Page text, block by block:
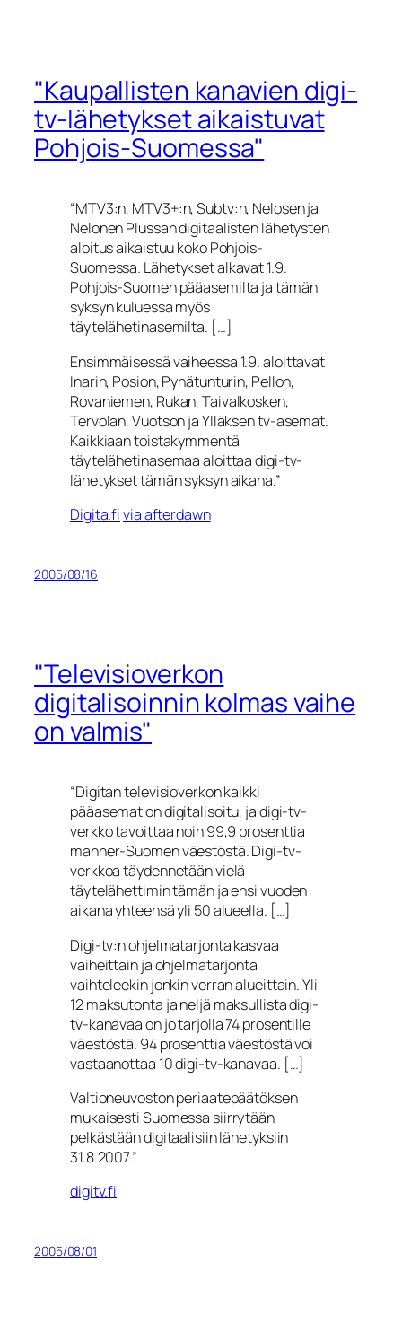
"Kaupallisten kanavien digi-
tv-lähetykset aikaistuvat
Pohjois-Suomessa"
“MTV3:n, MTV3+:n, Subtv:n, Nelosen ja
Nelonen Plussan digitaalisten lähetysten
aloitus aikaistuu koko Pohjois-
Suomessa. Lähetykset alkavat 1.9.
Pohjois-Suomen pääasemilta ja tämän
syksyn kuluessa myös
täytelähetinasemilta. […]
Ensimmäisessä vaiheessa 1.9. aloittavat
Inarin, Posion, Pyhätunturin, Pellon,
Rovaniemen, Rukan, Taivalkosken,
Tervolan, Vuotson ja Ylläksen tv-asemat.
Kaikkiaan toistakymmentä
täytelähetinasemaa aloittaa digi-tv-
lähetykset tämän syksyn aikana.”
Digita.fivia afterdawn
2005/08/16
"Televisioverkon
digitalisoinnin kolmas vaihe
on valmis"
“Digitan televisioverkon kaikki
pääasemat on digitalisoitu, ja digi-tv-
verkko tavoittaa noin 99,9 prosenttia
manner-Suomen väestöstä. Digi-tv-
verkkoa täydennetään vielä
täytelähettimin tämän ja ensi vuoden
aikana yhteensä yli 50 alueella. […]
Digi-tv:n ohjelmatarjonta kasvaa
vaiheittain ja ohjelmatarjonta
vaihteleekin jonkin verran alueittain. Yli
12 maksutonta ja neljä maksullista digi-
tv-kanavaa on jo tarjolla 74 prosentille
väestöstä. 94 prosenttia väestöstä voi
vastaanottaa 10 digi-tv-kanavaa. […]
Valtioneuvoston periaatepäätöksen
mukaisesti Suomessa siirrytään
pelkästään digitaalisiin lähetyksiin
31.8.2007.”
digitv.fi
2005/08/01